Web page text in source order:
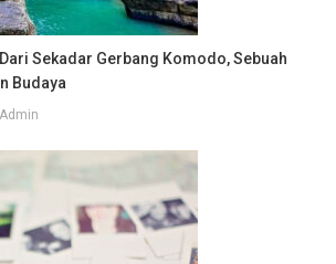
Sekadar Gerbang Komodo, Sebuah
Budaya
Admin